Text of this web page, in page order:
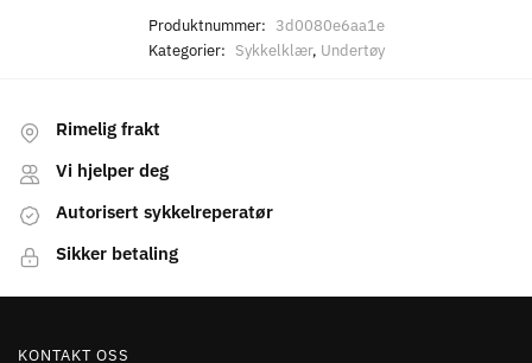
Produktnummer: 3d0080e6aa1e
Kategorier: Sykkelklær, Undertøy
Rimelig frakt
Vi hjelper deg
Autorisert sykkelreperatør
Sikker betaling
KONTAKT OSS